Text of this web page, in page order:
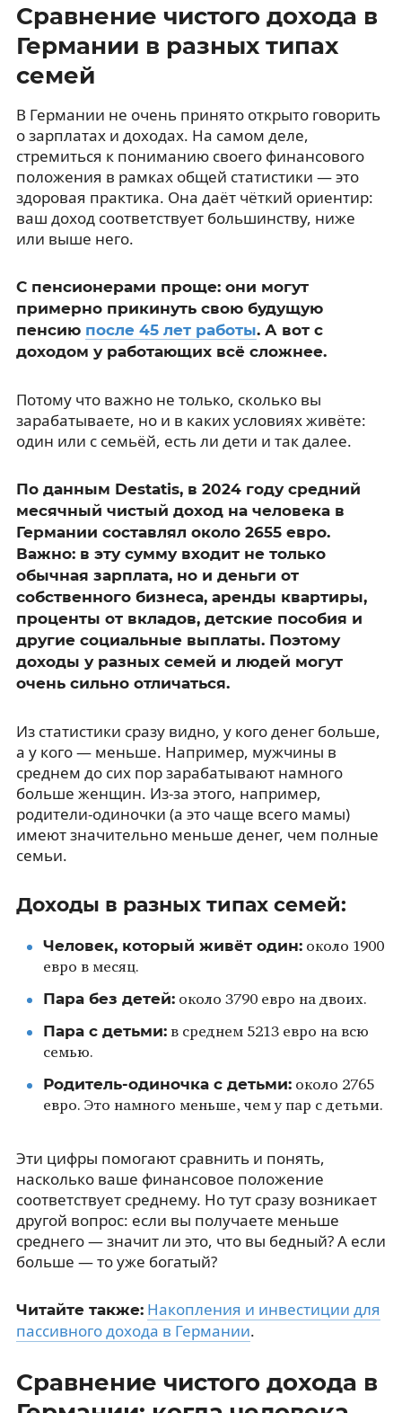
Сравнение чистого дохода в
Германии в разных типах
семей
В Германии не очень принято открыто говорить
о зарплатах и доходах. На самом деле,
стремиться к пониманию своего финансового
положения в рамках общей статистики — это
здоровая практика. Она даёт чёткий ориентир:
ваш доход соответствует большинству, ниже
или выше него.
С пенсионерами проще: они могут
примерно прикинуть свою будущую
пенсию после 45 лет работы. А вот с
доходом у работающих всё сложнее.
Потому что важно не только, сколько вы
зарабатываете, но и в каких условиях живёте:
один или с семьёй, есть ли дети и так далее.
По данным Destatis, в 2024 году средний
месячный чистый доход на человека в
Германии составлял около 2655 евро.
Важно: в эту сумму входит не только
обычная зарплата, но и деньги от
собственного бизнеса, аренды квартиры,
проценты от вкладов, детские пособия и
другие социальные выплаты. Поэтому
доходы у разных семей и людей могут
очень сильно отличаться.
Из статистики сразу видно, у кого денег больше,
а у кого — меньше. Например, мужчины в
среднем до сих пор зарабатывают намного
больше женщин. Из-за этого, например,
родители-одиночки (а это чаще всего мамы)
имеют значительно меньше денег, чем полные
семьи.
Доходы в разных типах семей:
Человек, который живёт один:около 1900
евро в месяц.
Пара без детей:около 3790 евро на двоих.
Пара с детьми:в среднем 5213 евро на всю
семью.
Родитель-одиночка с детьми:около 2765
евро. Это намного меньше, чем у пар с детьми.
Эти цифры помогают сравнить и понять,
насколько ваше финансовое положение
соответствует среднему. Но тут сразу возникает
другой вопрос: если вы получаете меньше
среднего — значит ли это, что вы бедный? А если
больше — то уже богатый?
Читайте также: Накопления и инвестиции для
пассивного дохода в Германии.
Сравнение чистого дохода в